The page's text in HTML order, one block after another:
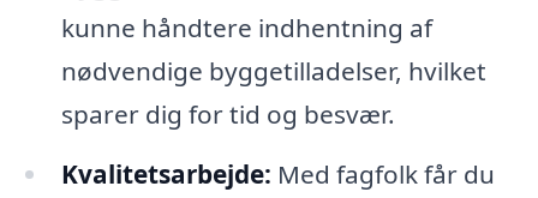
kunne håndtere indhentning af
nødvendige byggetilladelser, hvilket
sparer dig for tid og besvær.
Kvalitetsarbejde: Med fagfolk får du